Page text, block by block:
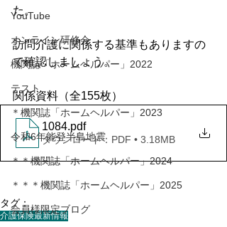
YouTube
オンライン研修会
機関誌「ホームヘルパー」2022
テスト
＊機関誌「ホームヘルパー」2023
令和6年能登半島地震
＊＊機関誌「ホームヘルパー」2024
＊＊＊機関誌「ホームヘルパー」2025
会員様限定ブログ
た。
訪問介護に関係する基準もありますの
で確認しましょう。
関係資料（全155枚）
1084.pdf
ダウンロード：PDF • 3.18MB
タグ：
介護保険最新情報